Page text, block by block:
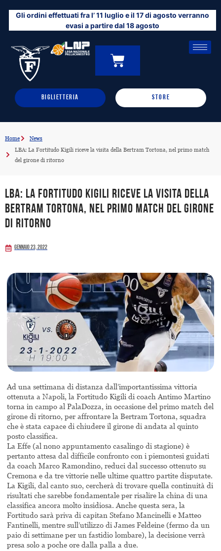
contenuto
Gli ordini effettuati fra l’ 11 luglio e il 17 di agosto verranno
evasi a partire dal 18 agosto
0
CARRELLO
BIGLIETTERIA STORE
Home
News
LBA: La Fortitudo Kigili riceve la visita della Bertram Tortona, nel primo match
del girone di ritorno
LBA: La Fortitudo Kigili riceve la visita della
Bertram Tortona, nel primo match del girone
di ritorno
Gennaio 23, 2022
Ad una settimana di distanza dall’importantissima vittoria
ottenuta a Napoli, la Fortitudo Kigili di coach Antimo Martino
torna in campo al PalaDozza, in occasione del primo match del
girone di ritorno, per affrontare la Bertram Tortona, squadra
che è stata capace di chiudere il girone di andata al quinto
posto classifica.
La Effe (al nono appuntamento casalingo di stagione) è
pertanto attesa dal difficile confronto con i piemontesi guidati
da coach Marco Ramondino, reduci dal successo ottenuto su
Cremona e da tre vittorie nelle ultime quattro partite disputate.
La Kigili, dal canto suo, cercherà di trovare quella continuità di
risultati che sarebbe fondamentale per risalire la china di una
classifica ancora molto insidiosa. Anche questa sera, la
Fortitudo sarà priva di capitan Stefano Mancinelli e Matteo
Fantinelli, mentre sull’utilizzo di James Feldeine (fermo da un
paio di settimane per un fastidio lombare), la decisione verrà
presa solo a poche ore dalla palla a due.